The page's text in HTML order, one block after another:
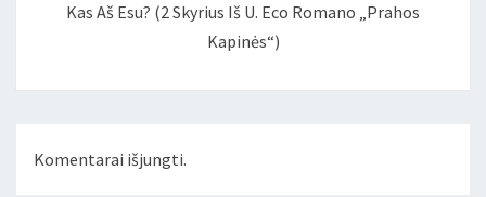
Kas Aš Esu? (2 Skyrius Iš U. Eco Romano „Prahos
Kapinės“)
Komentarai išjungti.